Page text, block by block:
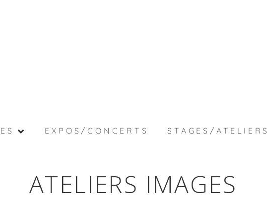
EXPOS/CONCERTS STAGES/ATELIERS
ATELIERS IMAGES